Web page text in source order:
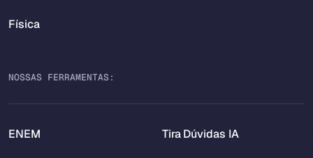
Física
NOSSAS FERRAMENTAS:
ENEM Tira Dúvidas IA